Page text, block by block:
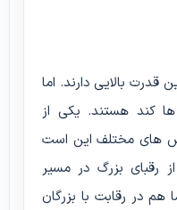
قدرت بالایی دارند. اما
کند هستند. یکی از
های مختلف این است
رقبای بزرگ در مسیر
در رقابت با بزرگان